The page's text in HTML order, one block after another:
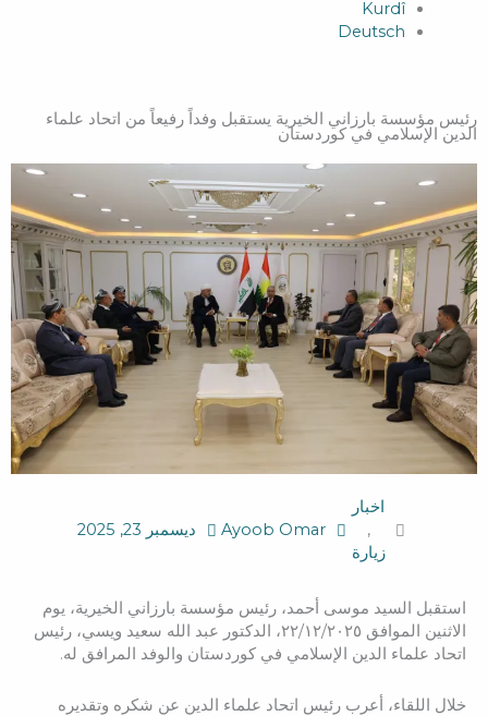
Kurdî
Deutsch
رئيس مؤسسة بارزاني الخيرية يستقبل وفداً رفيعاً من اتحاد علماء
الدين الإسلامي في كوردستان
اخبار
,
زیارة
Ayoob Omar ديسمبر 23, 2025
استقبل السيد موسى أحمد، رئيس مؤسسة بارزاني الخيرية، يوم
الاثنين الموافق ٢٢/١٢/٢٠٢٥، الدكتور عبد الله سعيد ويسي، رئيس
اتحاد علماء الدين الإسلامي في كوردستان والوفد المرافق له.
خلال اللقاء، أعرب رئيس اتحاد علماء الدين عن شكره وتقديره